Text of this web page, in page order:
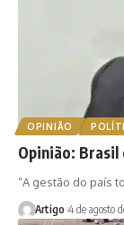
OPINIÃO
Opinião: Brasil
“A gestão do país
Artigo 4 de agosto